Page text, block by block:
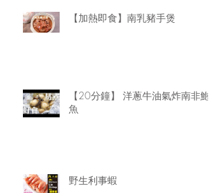
【加熱即食】南乳豬手煲
【20分鐘】 洋蔥牛油氣炸南非鮑
魚
野生利事蝦